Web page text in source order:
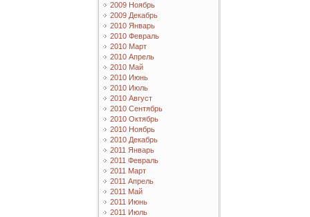
2009 Ноябрь
2009 Декабрь
2010 Январь
2010 Февраль
2010 Март
2010 Апрель
2010 Май
2010 Июнь
2010 Июль
2010 Август
2010 Сентябрь
2010 Октябрь
2010 Ноябрь
2010 Декабрь
2011 Январь
2011 Февраль
2011 Март
2011 Апрель
2011 Май
2011 Июнь
2011 Июль